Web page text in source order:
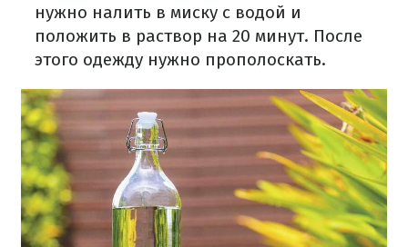
нужно налить в миску с водой и
положить в раствор на 20 минут. После
этого одежду нужно прополоскать.